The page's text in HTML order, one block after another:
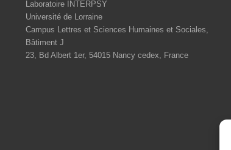
Laboratoire INTERPSY
Université de Lorraine
Campus Lettres et Sciences Humaines et Sociales,
Bâtiment J
23, Bd Albert 1er, 54015 Nancy cedex, France